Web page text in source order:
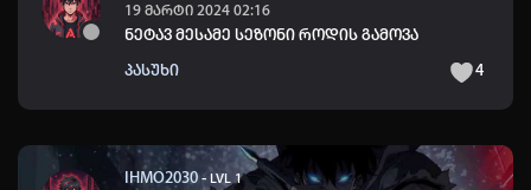
19 მარტი 2024 02:16
ნეტავ მესამე სეზონი როდის გამოვა
პასუხი 4
IHMO2030 - LVL 1